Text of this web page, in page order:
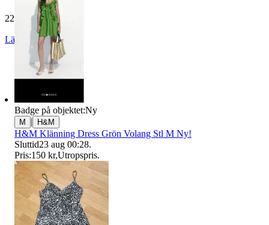
229 627 omdömen
Läs omdömen
Badge på objektet:Ny
M | H&M
H&M Klänning Dress Grön Volang Stl M Ny!
Sluttid23 aug 00:28.
Pris:150 kr,Utropspris.